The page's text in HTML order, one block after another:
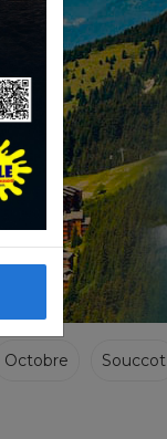
Octobre Souccot